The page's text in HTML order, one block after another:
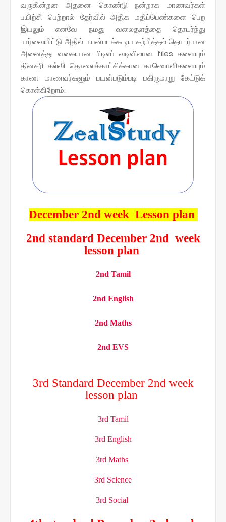
வருகின்றன அதனை கொண்டு நன்றாக மாணவர்கள்
பயிற்சி பெற்றால் தேர்வில் அதிக மதிப்பெண்களை பெற
இயலும் எனவே நமது வலைதளத்தை தொடர்ந்து
பார்வையிட்டு அதில் பயன்படக்கூடிய கற்பித்தல் தொடர்பான
அனைத்து வகையான பிடிஎப் வடிவிலான files களையும்
தினசரி கல்வி தொலைக்காட்சிக்கான காணொளிகளையும்
காண மாணவர்களும் பயன்படும்படி பகிருமாறு கேட்டுக்
கொள்கிறோம்.
December 2nd week Lesson plan
2nd standard December 2nd week
lesson plan
2nd Tamil
2nd English
2nd Maths
2nd EVS
3rd Standard December 2nd week
lesson plan
3rd Tamil
3rd English
3rd Maths
3rd Science
3rd Social